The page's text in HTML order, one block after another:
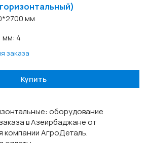
мм
мм: 4
заказа
Купить
оборудование
в Азейрбаджане от
компании АгроДеталь.